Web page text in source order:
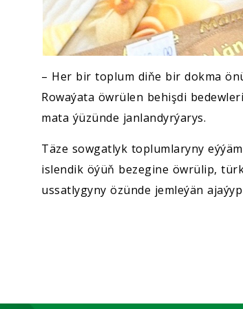
– Her bir toplum diňe bir dokma
Rowaýata öwrülen behişdi
mata ýüzünde janlandyrýarys.
Täze sowgatlyk toplumlaryny
islendik öýüň bezegine öwrülip,
ussatlygyny özünde jemleýän